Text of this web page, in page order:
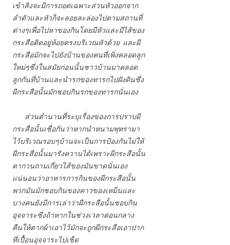
เข้าสิงจะมีการถอดเฉพาะส่วนหัวออกจาก
ลำตัวและหัวก็จะลอยละล่องไปตามสถานที่
ต่างๆเพื่อไปหาของกินโดยมีหัวและมีไส้ของ
กระสือติดอยู่ห้อยตรงบริเวณหัวด้วย และผี
กระสือมักจะไปยังบ้านของคนที่เพิ่งคลอดลูก
ใหม่ๆซึ่งในสมัยก่อนนั้นชาวบ้านมาคลอด
ลูกกันที่บ้านและนำรกของทารกไปฝังดินซึ่ง
ผีกระสือนั้นมักชอบกินรกของทารกนั่นเอง
ส่วนตำนานที่ระบุเรื่องของการปราบผี
กระสือนั้นเชื่อกันว่าหากนำหนามพุทรามา
ไว้บริเวณรอบๆบ้านจะเป็นการป้องกันไม่ให้
ผีกระสือนั้นมารังควานได้เพราะผีกระสือนั้น
ตากวนถามเกี่ยวไส้ของมันขาดนั่นเอง
แน่นอนว่าอาหารการกินของผีกระสือนั้น
พวกมันมักชอบกินของคาวของเหม็นและ
บางคนยังมีการเล่าว่าผีกระสือนั้นชอบกิน
อุจจาระซึ่งถ้าหากในช่วงเวลาตอนกลาง
คืนให้ตากผ้าเอาไว้มักจะถูกผีกระสือเอาปาก
ที่เปื้อนอุจจาระไปเช็ด